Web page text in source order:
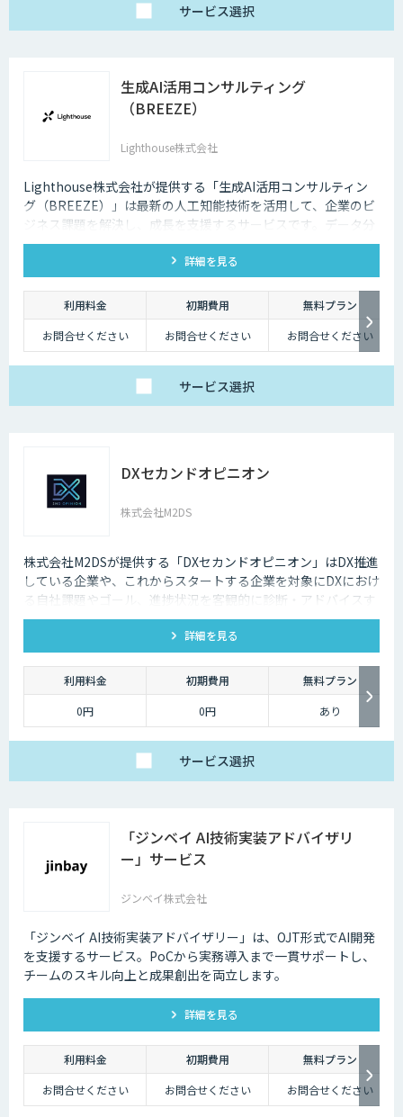
サービス選択
生成AI活用コンサルティング
（BREEZE）
Lighthouse株式会社
Lighthouse株式会社が提供する「生成AI活用コンサルティン
グ（BREEZE）」は最新の人工知能技術を活用して、企業のビ
ジネス課題を解決し、成長を支援するサービスです。データ分
析、業務自動化、予測分析、カスタマーエクスペリエンスの向
上など、幅広いソリューションを提供します。貴社事業の実態
に合わせたAI活用戦略を構築し、競争力を高めます。
詳細を見る
利用料金 初期費用
無料プラン
お問合せください
お問合せください お問合せください
サービス選択
DXセカンドオピニオン
株式会社M2DS
株式会社M2DSが提供する「DXセカンドオピニオン」はDX推進
している企業や、これからスタートする企業を対象にDXにおけ
る自社課題やゴール、進捗状況を客観的に診断・アドバイスす
るサービスです
詳細を見る
利用料金 初期費用
無料プラン
0円
0円 あり
サービス選択
「ジンベイ AI技術実装アドバイザリ
ー」サービス
ジンベイ株式会社
「ジンベイ AI技術実装アドバイザリー」は、OJT形式でAI開発
を支援するサービス。PoCから実務導入まで一貫サポートし、
チームのスキル向上と成果創出を両立します。
詳細を見る
利用料金 初期費用
無料プラン
お問合せください
お問合せください お問合せください